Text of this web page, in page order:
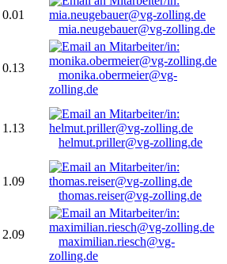
0.01
mia.neugebauer@vg-zolling.de
0.13
monika.obermeier@vg-
zolling.de
1.13
helmut.priller@vg-zolling.de
1.09
thomas.reiser@vg-zolling.de
2.09
maximilian.riesch@vg-
zolling.de